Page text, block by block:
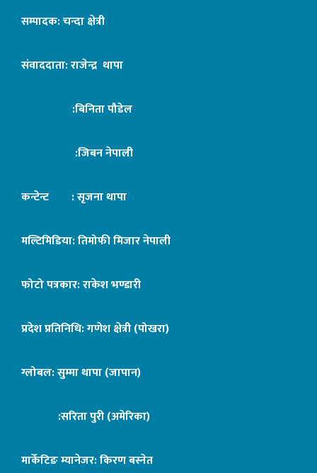
सम्पादक: चन्दा क्षेत्री
संवाददाता: राजेन्द्र थापा
:बिनिता पौडेल
:जिबन नेपाली
कन्टेन्ट : सृजना थापा
मल्टिमिडिया: तिमोफी मिजार नेपाली
फोटो पत्रकार: राकेश भण्डारी
प्रदेश प्रतिनिधि: गणेश क्षेत्री (पोखरा)
ग्लोबल: सुम्मा थापा (जापान)
:सरिता पुरी (अमेरिका)
मार्केटिङ म्यानेजर: किरण बस्नेत